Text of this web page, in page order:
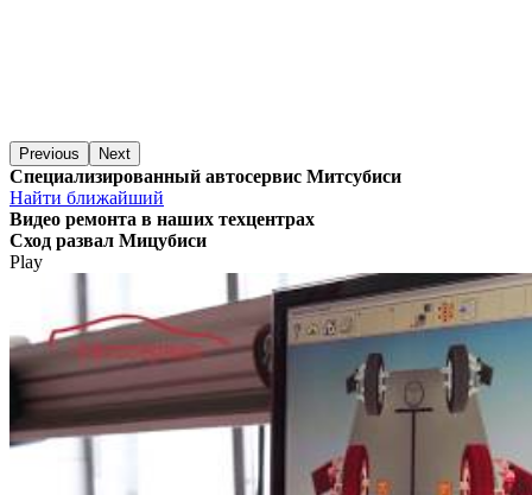
Previous Next
Специализированный автосервис Митсубиси
Найти ближайший
Видео ремонта в наших техцентрах
Сход развал Мицубиси
Play